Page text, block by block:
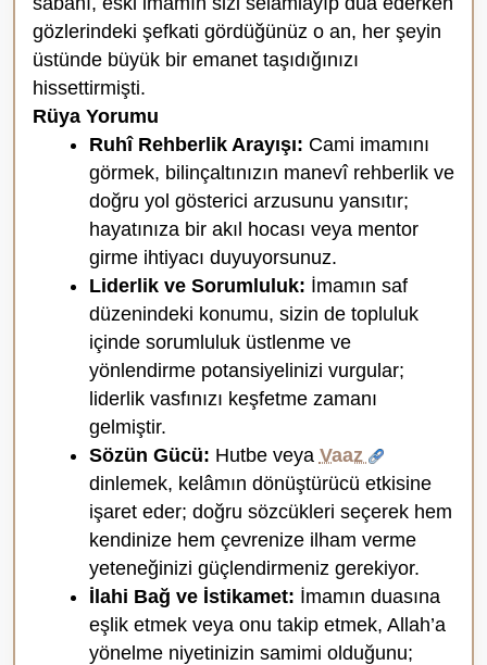
gözlerindeki şefkati gördüğünüz o an, her şeyin
üstünde büyük bir emanet taşıdığınızı
hissettirmişti.
Rüya Yorumu
Ruhî Rehberlik Arayışı: Cami imamını
görmek, bilinçaltınızın manevî rehberlik ve
doğru yol gösterici arzusunu yansıtır;
hayatınıza bir akıl hocası veya mentor
girme ihtiyacı duyuyorsunuz.
Liderlik ve Sorumluluk: İmamın saf
düzenindeki konumu, sizin de topluluk
içinde sorumluluk üstlenme ve
yönlendirme potansiyelinizi vurgular;
liderlik vasfınızı keşfetme zamanı
gelmiştir.
Sözün Gücü: Hutbe veya Vaaz
dinlemek, kelâmın dönüştürücü etkisine
işaret eder; doğru sözcükleri seçerek hem
kendinize hem çevrenize ilham verme
yeteneğinizi güçlendirmeniz gerekiyor.
İlahi Bağ ve İstikamet: İmamın duasına
eşlik etmek veya onu takip etmek, Allah’a
yönelme niyetinizin samimi olduğunu;